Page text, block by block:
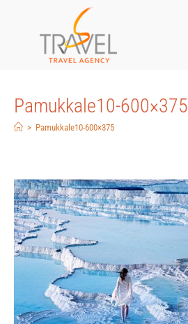
Pamukkale10-600×375
> Pamukkale10-600×375